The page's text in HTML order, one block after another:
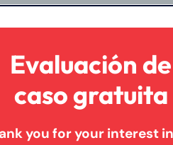
Evaluación de
caso gratuita
you for your interest in